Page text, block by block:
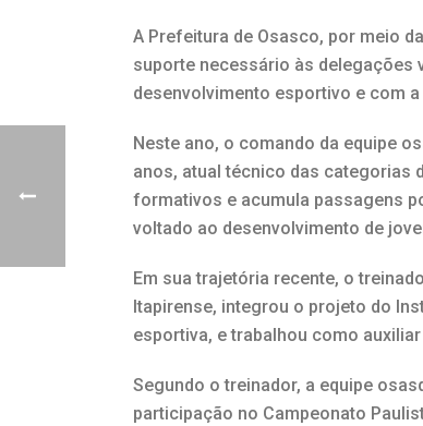
A Prefeitura de Osasco, por meio
suporte necessário às
desenvolvimento esportivo e com
Neste ano, o comando da equipe
anos, atual técnico das categorias
formativos e acumula passagens
voltado ao desenvolvimento de
Em sua trajetória recente, o
Itapirense, integrou o projeto do
esportiva, e trabalhou como
Segundo o treinador, a equipe
participação no Campeonato